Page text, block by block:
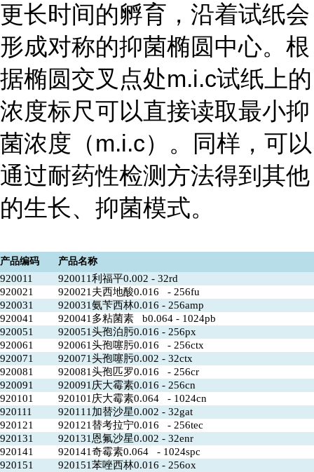
更长时间的孵育，沿着试纸会
形成对称的抑菌椭圆中心。根
据椭圆交叉点处m.i.c试纸上的
浓度标尺可以直接读取最小抑
菌浓度（m.i.c）。同样，可以
通过耐药性检测方法得到其他
的生长、抑菌模式。
产品编码 产品名称
920011
920011利福平0.002 - 32rd
920021
920021夫西地酸0.016 - 256fu
920031
920031氨苄西林0.016 - 256amp
920041
920041多粘菌素 b0.064 - 1024pb
920051
920051头孢泊肟0.016 - 256px
920061
920061头孢噻肟0.016 - 256ctx
920071
920071头孢噻肟0.002 - 32ctx
920081
920081头孢匹罗0.016 - 256cr
920091
920091庆大霉素0.016 - 256cn
920101
920101庆大霉素0.064 - 1024cn
920111
920111加替沙星0.002 - 32gat
920121
920121替考拉宁0.016 - 256tec
920131
920131恩氟沙星0.002 - 32enr
920141
920141奇霉素0.064 - 1024spc
920151
920151苯唑西林0.016 - 256ox